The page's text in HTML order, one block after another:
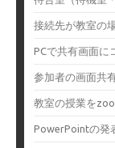
接続先が教室の
PCで共有画面に
参加者の画面共
教室の授業を
PowerPointの発